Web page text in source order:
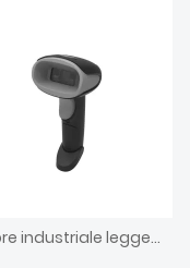
Lettore industriale leggero con cavo per scanner di codici a barre portatile